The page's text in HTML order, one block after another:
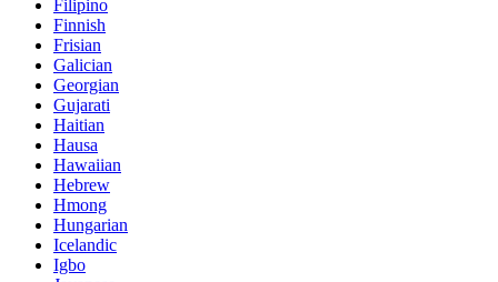
Filipino
Finnish
Frisian
Galician
Georgian
Gujarati
Haitian
Hausa
Hawaiian
Hebrew
Hmong
Hungarian
Icelandic
Igbo